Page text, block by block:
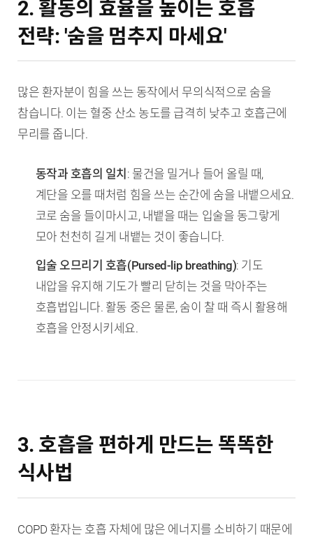
2. 활동의 효율을 높이는 호흡
전략: '숨을 멈추지 마세요'
많은 환자분이 힘을 쓰는 동작에서 무의식적으로 숨을
참습니다. 이는 혈중 산소 농도를 급격히 낮추고 호흡근에
무리를 줍니다.
동작과 호흡의 일치 : 물건을 밀거나 들어 올릴 때,
계단을 오를 때처럼 힘을 쓰는 순간에 숨을 내뱉으세요.
코로 숨을 들이마시고, 내뱉을 때는 입술을 동그랗게
모아 천천히 길게 내뱉는 것이 좋습니다.
입술 오므리기 호흡(Pursed-lip breathing): 기도
내압을 유지해 기도가 빨리 닫히는 것을 막아주는
호흡법입니다. 활동 중은 물론, 숨이 찰 때 즉시 활용해
호흡을 안정시키세요.
3. 호흡을 편하게 만드는 똑똑한
식사법
COPD 환자는 호흡 자체에 많은 에너지를 소비하기 때문에